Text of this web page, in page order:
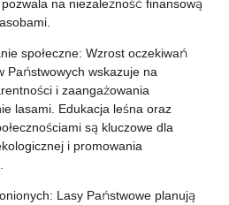
na niezależność finansową
społeczne: Wzrost oczekiwań
Państwowych wskazuje na
i zaangażowania
lasami. Edukacja leśna oraz
są kluczowe dla
i promowania
Lasy Państwowe planują